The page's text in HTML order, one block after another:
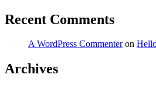
Recent Comments
A WordPress Commenteron
Archives